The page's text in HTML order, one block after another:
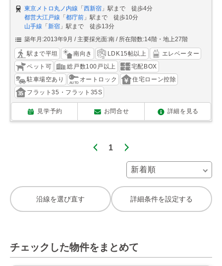
東京メトロ丸ノ内線 「 西新宿 」駅まで 徒歩4分
都営大江戸線 「 都庁前 」駅まで 徒歩10分
山手線 「 新宿 」駅まで 徒歩13分
築年月:2013年9月
主要採光面:南 所在階数:14階・地上27階
駅まで平坦 南向き LDK15帖以上
エレベーター
ペット可
総戸数100戸以上
宅配BOX
駐車場空あり
オートロック
住宅ローン控除
フラット35・フラット35S
見学予約 お問合せ 詳細を見る
1
沿線を選び直す 詳細条件を設定する
チェックした物件をまとめて